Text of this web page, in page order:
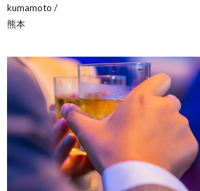
kumamoto /
熊本